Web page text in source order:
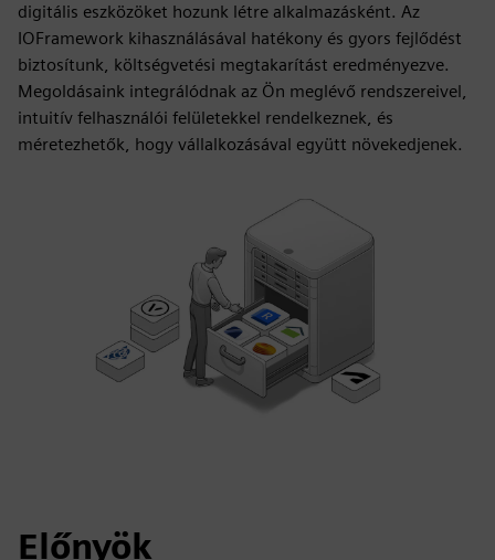
digitális eszközöket hozunk létre alkalmazásként. Az
IOFramework kihasználásával hatékony és gyors fejlődést
biztosítunk, költségvetési megtakarítást eredményezve.
Megoldásaink integrálódnak az Ön meglévő rendszereivel,
intuitív felhasználói felületekkel rendelkeznek, és
méretezhetők, hogy vállalkozásával együtt növekedjenek.
Előnyök